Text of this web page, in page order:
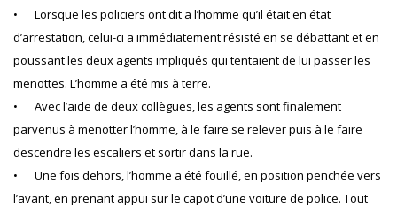
•
Lorsque les policiers ont dit a l’homme qu’il était en état
d’arrestation, celui-ci a immédiatement résisté en se débattant et en
poussant les deux agents impliqués qui tentaient de lui passer les
menottes. L’homme a été mis à terre.
•
Avec l’aide de deux collègues, les agents sont finalement
parvenus à menotter l’homme, à le faire se relever puis à le faire
descendre les escaliers et sortir dans la rue.
•
Une fois dehors, l’homme a été fouillé, en position penchée vers
l’avant, en prenant appui sur le capot d’une voiture de police. Tout